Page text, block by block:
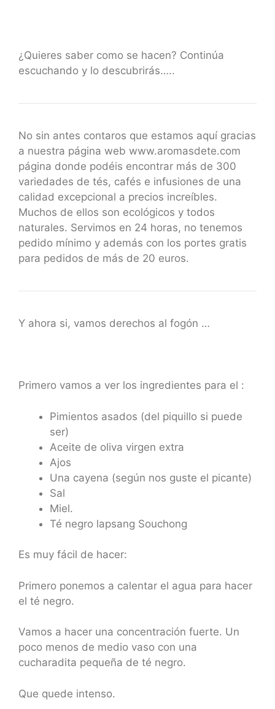
¿Quieres saber como se hacen? Continúa
escuchando y lo descubrirás…..
No sin antes contaros que estamos aquí gracias
a nuestra página web www.aromasdete.com
página donde podéis encontrar más de 300
variedades de tés, cafés e infusiones de una
calidad excepcional a precios increíbles.
Muchos de ellos son ecológicos y todos
naturales. Servimos en 24 horas, no tenemos
pedido mínimo y además con los portes gratis
para pedidos de más de 20 euros.
Y ahora si, vamos derechos al fogón …
Primero vamos a ver los ingredientes para el :
Pimientos asados (del piquillo si puede
ser)
Aceite de oliva virgen extra
Ajos
Una cayena (según nos guste el picante)
Sal
Miel.
Té negro lapsang Souchong
Es muy fácil de hacer:
Primero ponemos a calentar el agua para hacer
el té negro.
Vamos a hacer una concentración fuerte. Un
poco menos de medio vaso con una
cucharadita pequeña de té negro.
Que quede intenso.